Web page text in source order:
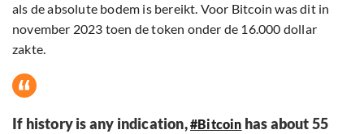
als de absolute bodem is bereikt. Voor Bitcoin was dit in
november 2023 toen de token onder de 16.000 dollar
zakte.
If history is any indication,#Bitcoin has about 55